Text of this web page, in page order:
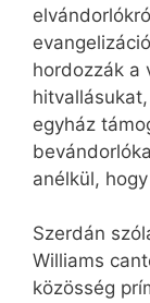
hordozzák a
egyház
anélkül,
Szerdán
Williams
közösség